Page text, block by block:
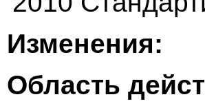
Изменения:
Область